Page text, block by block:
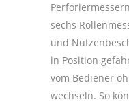
sechs
und
in Position
vom Bediener
wechseln. So